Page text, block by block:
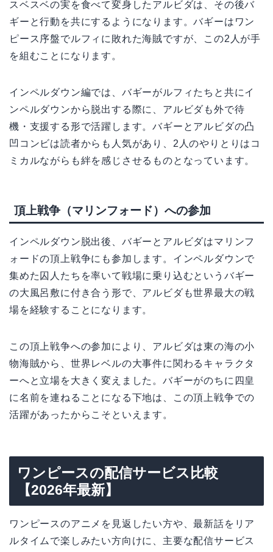
スベスベの実を食べて変身したアルビダは、その後バ
ギーと行動を共にするようになります。バギーはワン
ピース序盤でルフィに敗れた海賊ですが、この2人が手
を組むことになります。
インペルダウン編では、バギーがルフィたちと共にイ
ンペルダウンから脱出する際に、アルビダも外で待
機・支援する形で活躍します。バギーとアルビダの凸
凹コンビは読者からも人気があり、2人のやりとりはコ
ミカルながらも絆を感じさせるものとなっています。
頂上戦争（マリンフォード）への参加
インペルダウン脱出後、バギーとアルビダはマリンフ
ォードの頂上戦争にも参加します。インペルダウンで
集めた囚人たちを率いて戦場に乗り込むというバギー
の大風呂敷に付き合う形で、アルビダも世界最大の戦
場を経験することになります。
この頂上戦争への参加により、アルビダは東の海の小
物海賊から、世界レベルの大事件に関わるキャラクタ
ーへと立場を大きく変えました。バギーがのちに四皇
に名前を連ねることになる下地は、この頂上戦争での
活躍があったからこそといえます。
ワンピースの配信サービス比較
【2026年最新】
ワンピースのアニメを見返したい方や、最新話をリア
ルタイムで楽しみたい方向けに、主要な配信サービス